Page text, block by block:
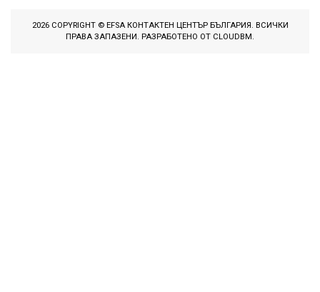
2026 COPYRIGHT © EFSA КОНТАКТЕН ЦЕНТЪР БЪЛГАРИЯ. ВСИЧКИ
ПРАВА ЗАПАЗЕНИ. РАЗРАБОТЕНО ОТ CLOUDBM .